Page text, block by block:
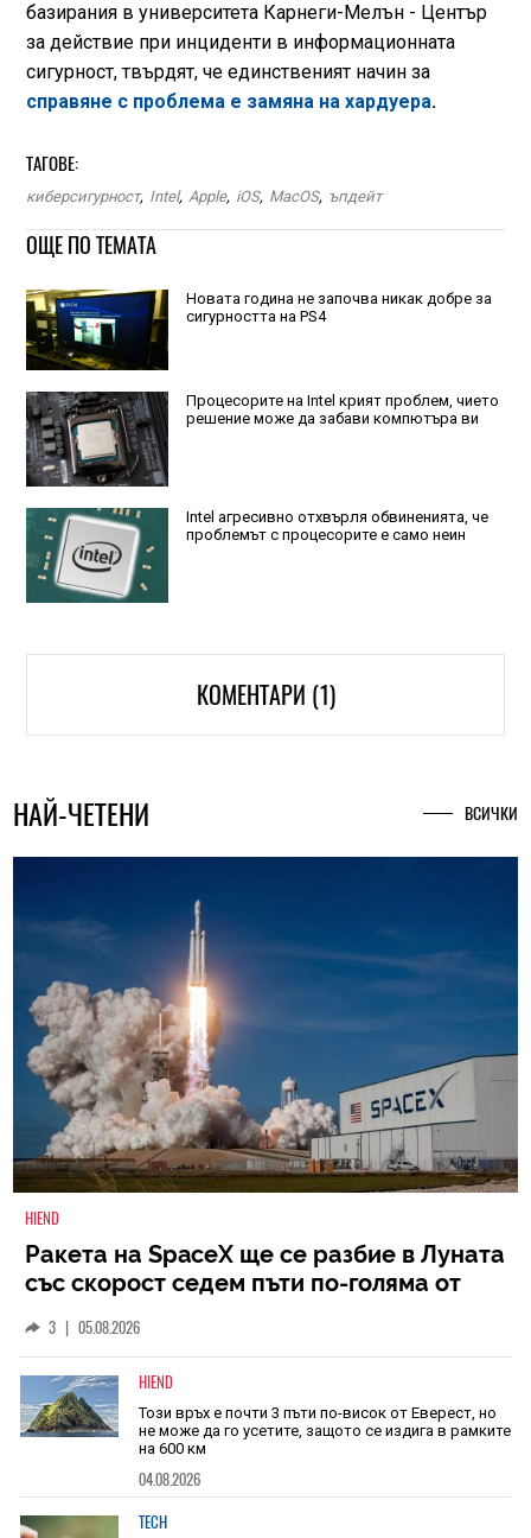
базирания в университета Карнеги-Мелън - Център
за действие при инциденти в информационната
сигурност, твърдят, че единственият начин за
справяне с проблема е замяна на хардуера.
ТАГОВЕ:
киберсигурност, Intel, Apple, iOS, MacOS, ъпдейт
ОЩЕ ПО ТЕМАТА
Новата година не започва никак добре за
сигурността на PS4
Процесорите на Intel крият проблем, чието
решение може да забави компютъра ви
Intel агресивно отхвърля обвиненията, че
проблемът с процесорите е само неин
КОМЕНТАРИ (1)
НАЙ-ЧЕТЕНИ ВСИЧКИ
HIEND
Ракета на SpaceX ще се разбие в Луната
със скорост седем пъти по-голяма от
3 | 05.08.2026
HIEND
Този връх е почти 3 пъти по-висок от Еверест, но
не може да го усетите, защото се издига в рамките
на 600 км
04.08.2026
TECH